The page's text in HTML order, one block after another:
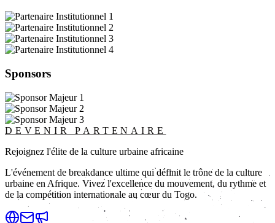
Sponsors
DEVENIR PARTENAIRE
Rejoignez l'élite de la culture urbaine africaine
L'événement de breakdance ultime qui définit le trône de la culture
urbaine en Afrique. Vivez l'excellence du mouvement, du rythme et
de la compétition internationale au cœur du Togo.